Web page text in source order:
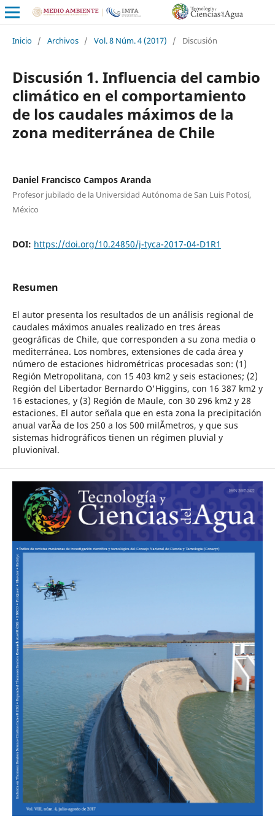
Inicio / Archivos / Vol. 8 Núm. 4 (2017) / Discusión
Discusión 1. Influencia del cambio
climático en el comportamiento
de los caudales máximos de la
zona mediterránea de Chile
Daniel Francisco Campos Aranda
Profesor jubilado de la Universidad Autónoma de San Luis Potosí,
México
DOI: https://doi.org/10.24850/j-tyca-2017-04-D1R1
Resumen
El autor presenta los resultados de un análisis regional de
caudales máximos anuales realizado en tres áreas
geográficas de Chile, que corresponden a su zona media o
mediterránea. Los nombres, extensiones de cada área y
número de estaciones hidrométricas procesadas son: (1)
Región Metropolitana, con 15 403 km2 y seis estaciones; (2)
Región del Libertador Bernardo O'Higgins, con 16 387 km2 y
16 estaciones, y (3) Región de Maule, con 30 296 km2 y 28
estaciones. El autor señala que en esta zona la precipitación
anual varÃ­a de los 250 a los 500 milÃ­metros, y que sus
sistemas hidrográficos tienen un régimen pluvial y
pluvionival.